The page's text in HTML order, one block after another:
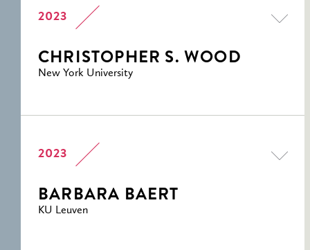
2023
CHRISTOPHER S. WOOD
New York University
2023
BARBARA BAERT
KU Leuven